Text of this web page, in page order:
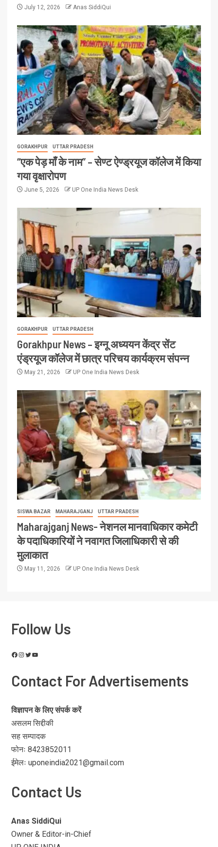
July 12, 2026 Anas SiddiQui
GORAKHPUR UTTAR PRADESH
“एक पेड़ माँ के नाम” – सेण्ट ऐण्ड्रयूज कॉलेज में किया
गया वृक्षारोपण
June 5, 2026 UP One India News Desk
GORAKHPUR UTTAR PRADESH
Gorakhpur News – इग्नू अध्ययन केंद्र सेंट
एंड्रयूज कॉलेज में छात्र परिचय कार्यक्रम संपन्न
May 21, 2026 UP One India News Desk
SISWA BAZAR MAHARAJGANJ UTTAR PRADESH
Maharajganj News- नेशनल मानवाधिकार कमेटी
के पदाधिकारियों ने नवागत जिलाधिकारी से की
मुलाकात
May 11, 2026 UP One India News Desk
Follow Us
Contact For Advertisements
विज्ञापन के लिए संपर्क करें
असलम सिद्दीकी
सह सम्पादक
फोनः 8423852011
ईमेलः uponeindia2021@gmail.com
Contact Us
Anas SiddiQui
Owner & Editor-in-Chief